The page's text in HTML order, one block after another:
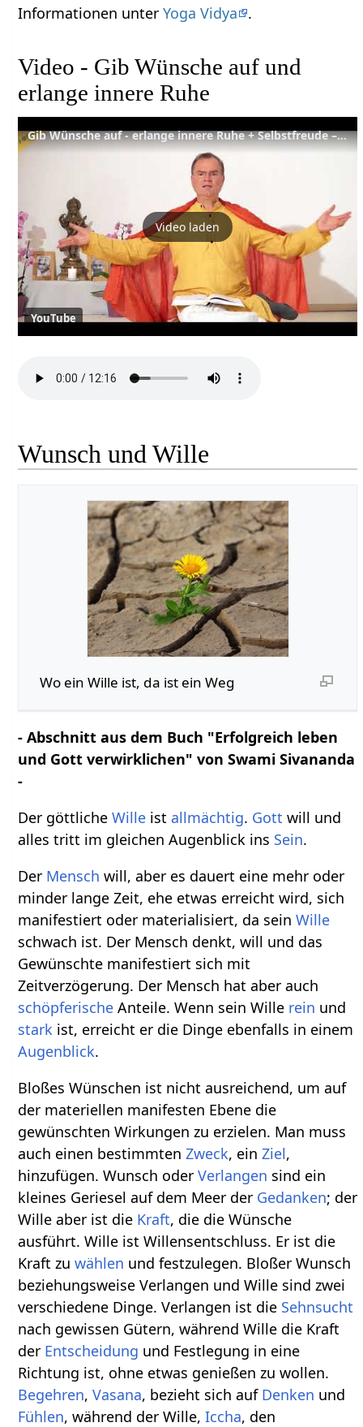
Informationen unterYoga Vidya .
Video - Gib Wünsche auf und
erlange innere Ruhe
Gib Wünsche auf - erlange innere Ruhe + Selbstfreude – Bhagavad Gita VI, ab Verse 24-32 – YVS243
Video laden
YouTube
Wunsch und Wille
Wo ein Wille ist, da ist ein Weg
- Abschnitt aus dem Buch "Erfolgreich leben
und Gott verwirklichen" von Swami Sivananda
-
Der göttlicheWille ist allmächtig. Gott will und
alles tritt im gleichen Augenblick ins Sein.
Der Mensch will, aber es dauert eine mehr oder
minder lange Zeit, ehe etwas erreicht wird, sich
manifestiert oder materialisiert, da seinWille
schwach ist. Der Mensch denkt, will und das
Gewünschte manifestiert sich mit
Zeitverzögerung. Der Mensch hat aber auch
schöpferische Anteile. Wenn sein Wille rein und
stark ist, erreicht er die Dinge ebenfalls in einem
Augenblick.
Bloßes Wünschen ist nicht ausreichend, um auf
der materiellen manifesten Ebene die
gewünschten Wirkungen zu erzielen. Man muss
auch einen bestimmtenZweck, einZiel,
hinzufügen. Wunsch oderVerlangen sind ein
kleines Geriesel auf dem Meer der Gedanken; der
Wille aber ist die Kraft, die die Wünsche
ausführt. Wille ist Willensentschluss. Er ist die
Kraft zuwählen und festzulegen. Bloßer Wunsch
beziehungsweise Verlangen und Wille sind zwei
verschiedene Dinge. Verlangen ist die Sehnsucht
nach gewissen Gütern, während Wille die Kraft
der Entscheidung und Festlegung in eine
Richtung ist, ohne etwas genießen zu wollen.
Begehren,Vasana, bezieht sich auf Denken und
Fühlen, während der Wille,Iccha, den